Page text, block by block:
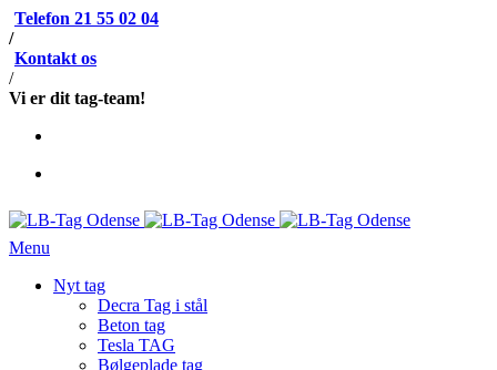
Telefon 21 55 02 04
/
Kontakt os
/
Vi er dit tag-team!
Menu
Nyt tag
Decra Tag i stål
Beton tag
Tesla TAG
Bølgeplade tag